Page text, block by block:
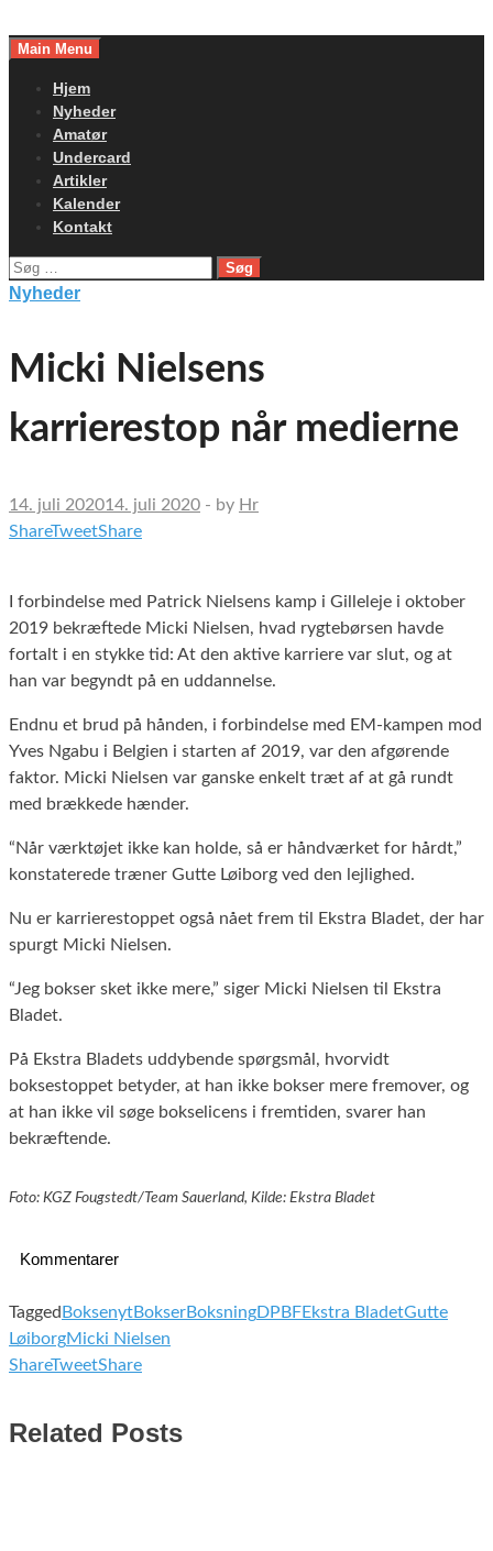
toMain Menu
Hjem
Nyheder
Amatør
Undercard
Artikler
Kalender
Kontakt
Søg
efter:
Nyheder
Micki Nielsens
karrierestop når medierne
14. juli 202014. juli 2020 - by Hr
ShareTweetShare
I forbindelse med Patrick Nielsens kamp i Gilleleje i oktober
2019 bekræftede Micki Nielsen, hvad rygtebørsen havde
fortalt i en stykke tid: At den aktive karriere var slut, og at
han var begyndt på en uddannelse.
Endnu et brud på hånden, i forbindelse med EM-kampen mod
Yves Ngabu i Belgien i starten af 2019, var den afgørende
faktor. Micki Nielsen var ganske enkelt træt af at gå rundt
med brækkede hænder.
“Når værktøjet ikke kan holde, så er håndværket for hårdt,”
konstaterede træner Gutte Løiborg ved den lejlighed.
Nu er karrierestoppet også nået frem til Ekstra Bladet, der har
spurgt Micki Nielsen.
“Jeg bokser sket ikke mere,” siger Micki Nielsen til Ekstra
Bladet.
På Ekstra Bladets uddybende spørgsmål, hvorvidt
boksestoppet betyder, at han ikke bokser mere fremover, og
at han ikke vil søge bokselicens i fremtiden, svarer han
bekræftende.
Foto: KGZ Fougstedt/Team Sauerland, Kilde: Ekstra Bladet
Kommentarer
Tagged BoksenytBokserBoksningDPBFEkstra BladetGutte
LøiborgMicki Nielsen
ShareTweetShare
Related Posts